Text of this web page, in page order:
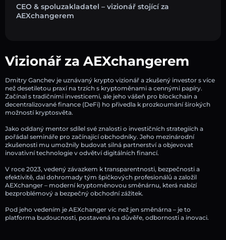
CEO & spoluzakladatel – vizionář stojící za
AEXchangerem
Vizionář za AEXchangerem
Dmitry Ganchev je uznávaný krypto vizionář a zkušený investor s více
než desetiletou praxí na trzích s kryptoměnami a cennými papíry.
Začínal s tradičními investicemi, ale jeho vášeň pro blockchain a
decentralizované finance (DeFi) ho přivedla k prozkoumání širokých
možností kryptosvěta.
Jako oddaný mentor sdílel své znalosti o investičních strategiích a
pořádal semináře pro začínající obchodníky. Jeho mezinárodní
zkušenosti mu umožnily budovat silná partnerství a objevovat
inovativní technologie v odvětví digitálních financí.
V roce 2023, vedený závazkem k transparentnosti, bezpečnosti a
efektivitě, dal dohromady tým špičkových profesionálů a založil
AEXchanger – moderní kryptoměnovou směnárnu, která nabízí
bezproblémový a bezpečný obchodní zážitek.
Pod jeho vedením je AEXchanger víc než jen směnárna – je to
platforma budoucnosti, postavená na důvěře, odbornosti a inovaci.